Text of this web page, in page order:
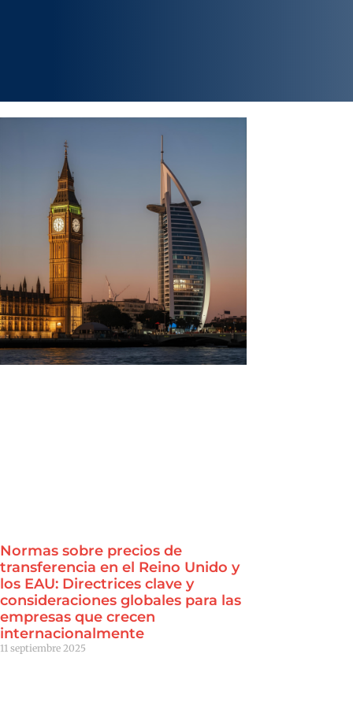
Normas sobre precios de
transferencia en el Reino Unido y
los EAU: Directrices clave y
consideraciones globales para las
empresas que crecen
internacionalmente
11 septiembre 2025